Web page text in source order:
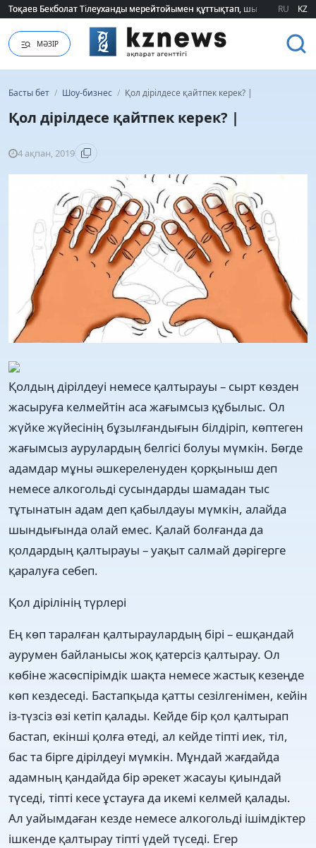
Тоқаев Бекболат Тілеуханды мерейтойымен құттықтап, шығармашылық
Тоқаев Бекболат Тілеуханды мерейтойымен құттықтап, шығармашылық
RU KZ
МӘЗІР
Басты бет / Шоу-бизнес / Қол дірілдесе қайтпек керек? |
Қол дірілдесе қайтпек керек? |
4 ақпан, 2019
Қолдың дірілдеуі немесе қалтырауы – сырт көзден
жасыруға келмейтін аса жағымсыз құбылыс. Ол
жүйке жүйесінің бұзылғандығын білдіріп, көптеген
жағымсыз аурулардың белгісі болуы мүмкін. Бөгде
адамдар мұны әшкереленуден қорқыныш деп
немесе алкогольді сусындарды шамадан тыс
тұтынатын адам деп қабылдауы мүмкін, алайда
шындығында олай емес. Қалай болғанда да
қолдардың қалтырауы – уақыт салмай дәрігерге
қаралуға себеп.
Қол дірілінің түрлері
Ең көп таралған қалтыраулардың бірі – ешқандай
аурумен байланысы жоқ қатерсіз қалтырау. Ол
көбіне жасөспірімдік шақта немесе жастық кезеңде
көп кездеседі. Бастапқыда қатты сезілгенімен, кейін
із-түзсіз өзі кетіп қалады. Кейде бір қол қалтырап
бастап, екінші қолға өтеді, ал кейде тіпті иек, тіл,
бас та бірге дірілдеуі мүмкін. Мұндай жағдайда
адамның қандайда бір әрекет жасауы қиындай
түседі, тіпті кесе ұстауға да икемі келмей қалады.
Ал уайымдаған кезде немесе алкогольді ішімдіктер
ішкенде қалтырау тіпті үдей түседі. Егер